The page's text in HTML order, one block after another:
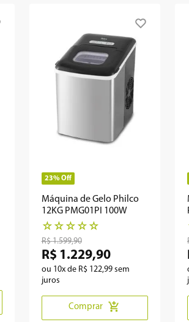
23% Off
Máquina de Gelo Philco
12KG PMG01PI 100W
☆ ☆ ☆ ☆ ☆
R$ 1.599,90
R$ 1 .229,90
ou 10x de R$ 122,99sem
juros
Comprar